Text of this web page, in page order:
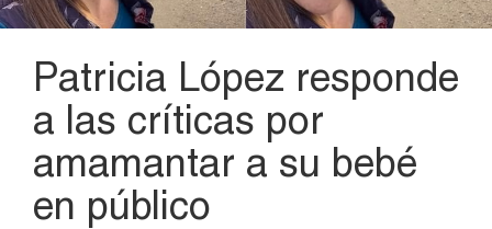
Patricia López responde
a las críticas por
amamantar a su bebé
en público